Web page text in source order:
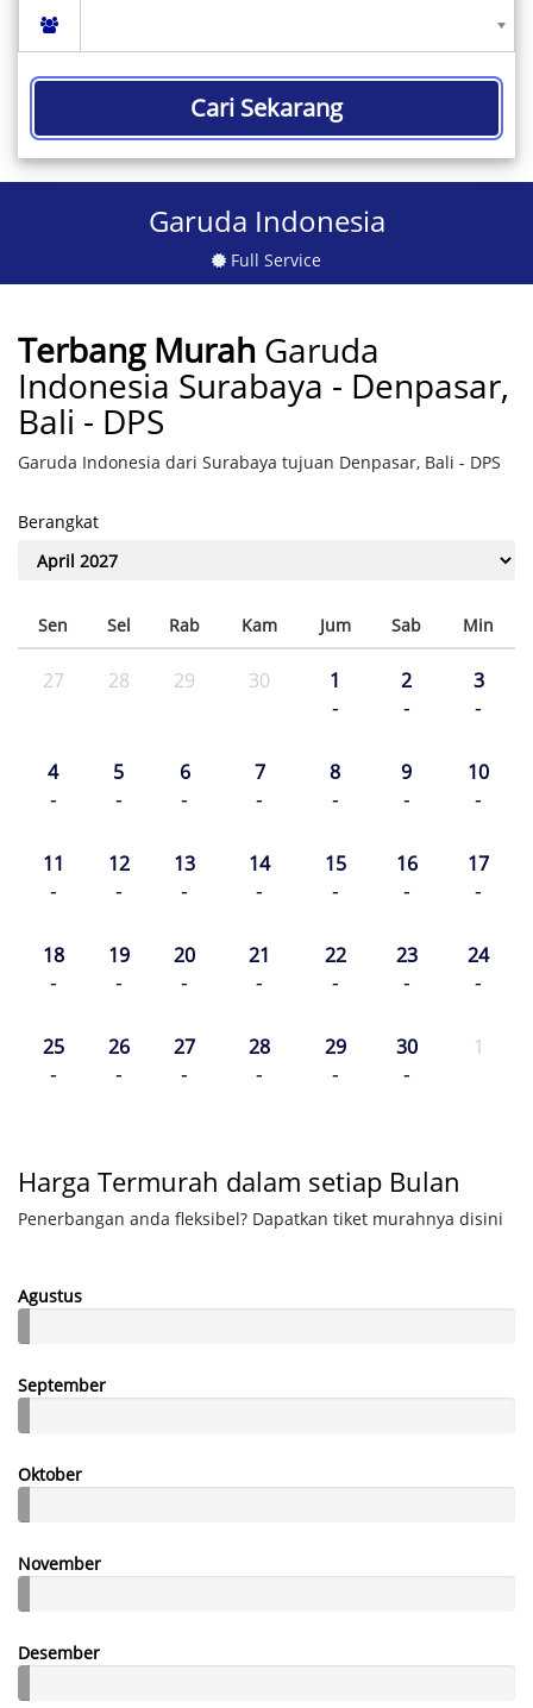
Cari Sekarang
Garuda Indonesia
Full Service
Terbang Murah Garuda
Indonesia Surabaya - Denpasar,
Bali - DPS
Garuda Indonesia dari Surabaya tujuan Denpasar, Bali - DPS
Berangkat
Sen Sel Rab Kam Jum Sab Min
27 28 29 30 1
-
2
-
3
-
4
-
5
-
6
-
7
-
8
-
9
-
10
-
11
-
12
-
13
-
14
-
15
-
16
-
17
-
18
-
19
-
20
-
21
-
22
-
23
-
24
-
25
-
26
-
27
-
28
-
29
-
30
-
1
Harga Termurah dalam setiap Bulan
Penerbangan anda fleksibel? Dapatkan tiket murahnya disini
Agustus
September
Oktober
November
Desember